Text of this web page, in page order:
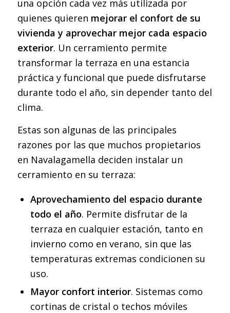
una opción cada vez más utilizada por
quienes quieren mejorar el confort de su
vivienda y aprovechar mejor cada espacio
exterior. Un cerramiento permite
transformar la terraza en una estancia
práctica y funcional que puede disfrutarse
durante todo el año, sin depender tanto del
clima.
Estas son algunas de las principales
razones por las que muchos propietarios
en Navalagamella deciden instalar un
cerramiento en su terraza:
Aprovechamiento del espacio durante
todo el año. Permite disfrutar de la
terraza en cualquier estación, tanto en
invierno como en verano, sin que las
temperaturas extremas condicionen su
uso.
Mayor confort interior. Sistemas como
cortinas de cristal o techos móviles